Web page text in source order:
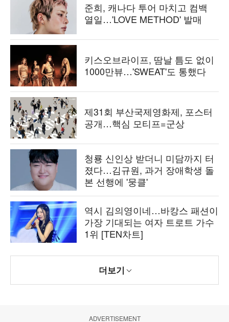
준희, 캐나다 투어 마치고 컴백
열일…'LOVE METHOD' 발매
키스오브라이프, 땀날 틈도 없이
1000만뷰…'SWEAT'도 통했다
제31회 부산국제영화제, 포스터
공개…핵심 모티프=군상
청룡 신인상 받더니 미담까지 터
졌다…김규원, 과거 장애학생 돌
본 선행에 '뭉클'
역시 김의영이네…바캉스 패션이
가장 기대되는 여자 트로트 가수
1위 [TEN차트]
더보기
ADVERTISEMENT